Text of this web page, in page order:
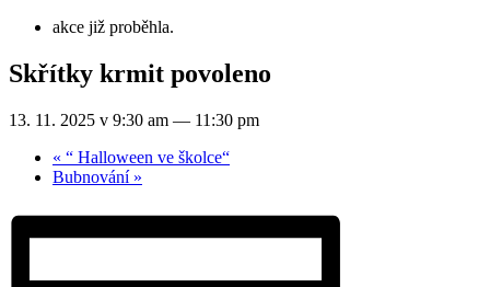
akce již proběhla.
Skřítky krmit povoleno
13. 11. 2025 v 9:30 am — 11:30 pm
« “ Halloween ve školce“
Bubnování »